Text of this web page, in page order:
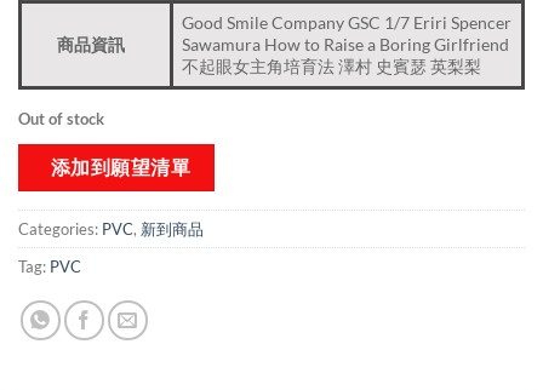
商品資訊
Good Smile Company GSC 1/7 Eriri Spencer
Sawamura How to Raise a Boring Girlfriend
不起眼女主角培育法 澤村 史賓瑟 英梨梨
Out of stock
添加到願望清單
Categories: PVC, 新到商品​
Tag: PVC